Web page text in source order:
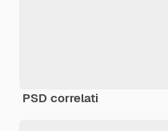
PSD correlati